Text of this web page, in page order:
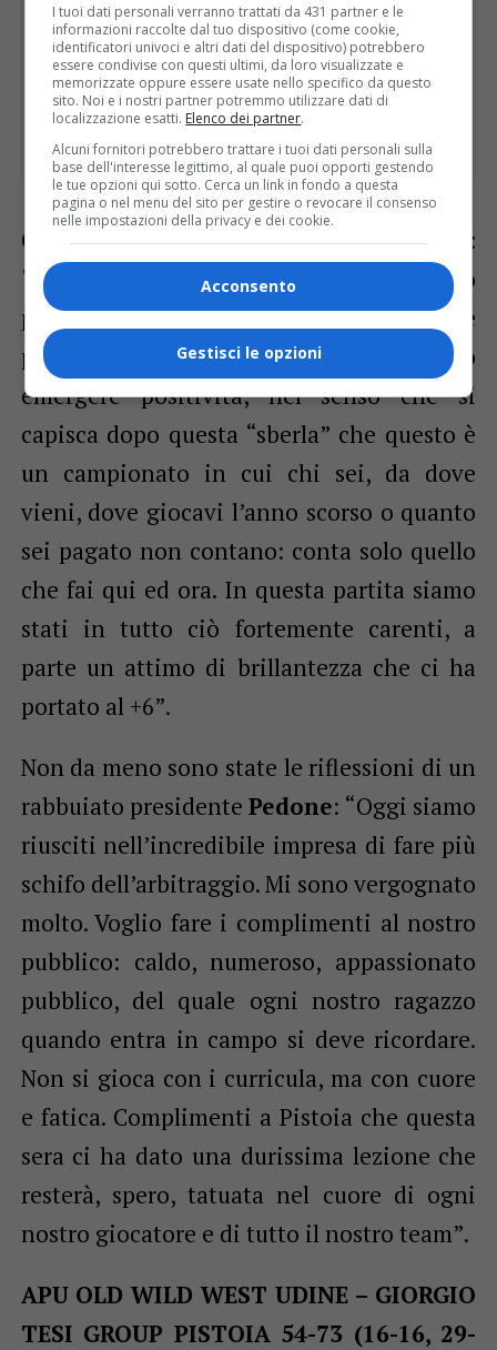
CoachBoniciolliha, infatti, dichiarato:
“Ho un profondo dispiacere per il nostro
pubblico e per il nostro presidente. A me
piace pensare che dalle negatività possano
emergere positività, nel senso che si
capisca dopo questa “sberla” che questo è
un campionato in cui chi sei, da dove
vieni, dove giocavi l’anno scorso o quanto
sei pagato non contano: conta solo quello
che fai qui ed ora. In questa partita siamo
stati in tutto ciò fortemente carenti, a
parte un attimo di brillantezza che ci ha
portato al +6”.
Non da meno sono state le riflessioni di un
rabbuiato presidente Pedone: “Oggi siamo
riusciti nell’incredibile impresa di fare più
schifo dell’arbitraggio. Mi sono vergognato
molto. Voglio fare i complimenti al nostro
pubblico: caldo, numeroso, appassionato
pubblico, del quale ogni nostro ragazzo
quando entra in campo si deve ricordare.
Non si gioca con i curricula, ma con cuore
e fatica. Complimenti a Pistoia che questa
sera ci ha dato una durissima lezione che
resterà, spero, tatuata nel cuore di ogni
nostro giocatore e di tutto il nostro team”.
APU OLD WILD WEST UDINE – GIORGIO
TESI GROUP PISTOIA 54-73 (16-16, 29-
I tuoi dati personali verranno trattati da 431 partner e le
informazioni raccolte dal tuo dispositivo (come cookie,
identificatori univoci e altri dati del dispositivo) potrebbero
essere condivise con questi ultimi, da loro visualizzate e
memorizzate oppure essere usate nello specifico da questo
sito. Noi e i nostri partner potremmo utilizzare dati di
localizzazione esatti. Elenco dei partner.
Alcuni fornitori potrebbero trattare i tuoi dati personali sulla
base dell'interesse legittimo, al quale puoi opporti gestendo
le tue opzioni qui sotto. Cerca un link in fondo a questa
pagina o nel menu del sito per gestire o revocare il consenso
nelle impostazioni della privacy e dei cookie.
Acconsento
Gestisci le opzioni